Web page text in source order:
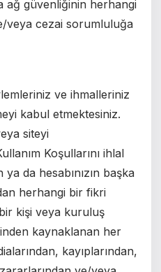
ağ güvenliğinin herhangi
veya cezai sorumluluğa
ve ihmalleriniz
kabul etmektesiniz.
siteyi
Koşullarını ihlal
da hesabınızın başka
herhangi bir fikri
kişi veya kuruluş
kaynaklanan her
kayıplarından,